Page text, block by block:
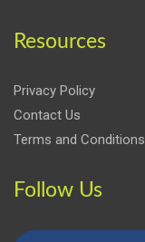
Resources
Privacy Policy
Contact Us
Terms and Conditions
Follow Us